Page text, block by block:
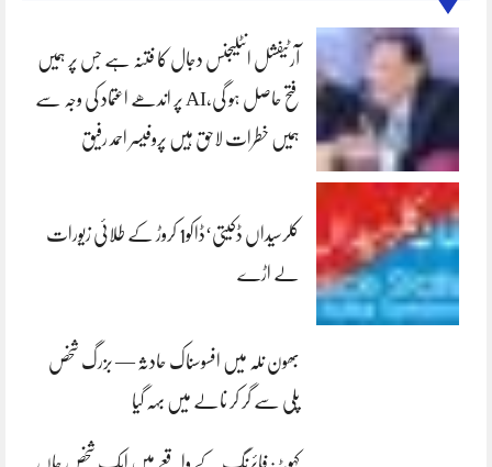
آرٹیفشل انٹلیجنس دجال کا فتنہ ہے جس پر ہمیں
فتح حاصل ہو گی،AI پر اندھے اعتماد کی وجہ سے
ہمیں خطرات لاحق ہیں پروفیسر احمد رفیق
کلرسیداں ڈکیتی‘ڈاکو1 کروڑ کے طلائی زیورات
لے اڑے
بھون نلہ میں افسوسناک حادثہ — بزرگ شخص
پلی سے گر کر نالے میں بہہ گیا
کہوٹہ: فائرنگ کے واقعے میں ایک شخص جاں